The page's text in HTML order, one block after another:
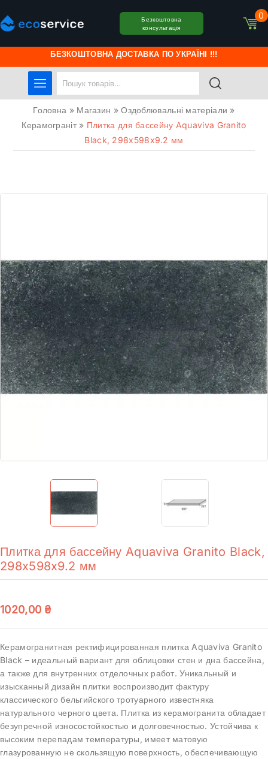
БЕЗКОШТОВНА ДОСТАВКА ПО УКРАЇНІ !!!
Безкоштовна
консультація
0
Головна » Магазин »Оздоблювальні матеріали »
Керамограніт» Плитка для бассейну Aquaviva Granito
Black, 298x598x9.2 мм
Плитка для бассейну Aquaviva Granito Black,
298x598x9.2 мм
1020,00 ₴
Керамогранитная ректифицированная плитка Aquaviva Granito
Black – идеальный вариант для облицовки стен и дна бассейна,
а также для внутренних отделочных работ. Уникальный и
изысканный дизайн плитки воспроизводит фактуру
классического бельгийского тротуарного известняка
натурального черного цвета. Плитка из керамогранита обладает
безупречной износостойкостью и долговечностью. Устойчива к
высоким перепадам температуры, имеет матовую
глазурованную не скользящую поверхность, обеспечивающую